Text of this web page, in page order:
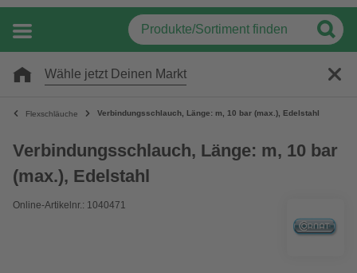
Wähle jetzt Deinen Markt
Flexschläuche Verbindungsschlauch, Länge: m, 10 bar (max.), Edelstahl
Verbindungsschlauch, Länge: m, 10 bar
(max.), Edelstahl
Online-Artikelnr.: 1040471